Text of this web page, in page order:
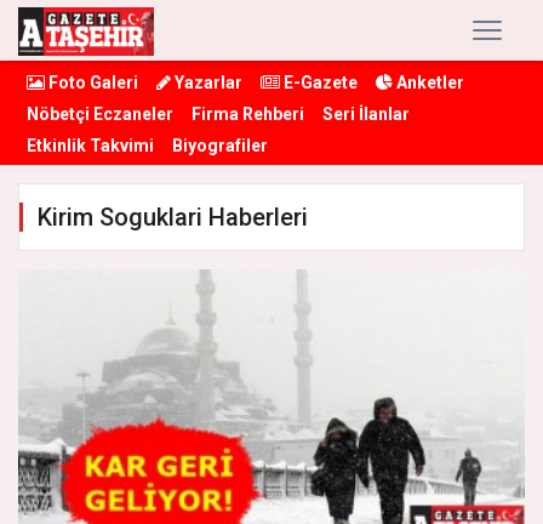
Foto Galeri Yazarlar E-Gazete
Anketler
Nöbetçi Eczaneler
Firma Rehberi
Seri İlanlar
Etkinlik Takvimi
Biyografiler
Kirim Soguklari Haberleri